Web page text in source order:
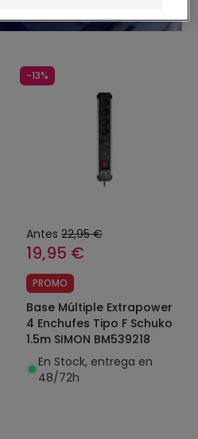
-13%
Antes 22,95 €
19,95 €
PROMO
Base Múltiple Extrapower
4 Enchufes Tipo F Schuko
1.5m SIMON BM539218
En Stock, entrega en
48/72h